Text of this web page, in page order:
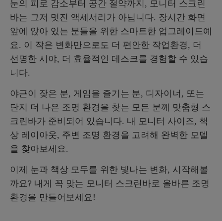
눈의 피로 감소부터 공간 절약까지, 모니터 스크린
바는 그저 멋진 액세서리가 아닙니다. 장시간 화면
앞에 앉아 있는 분들을 위한 스마트한 업그레이드예
요. 이 작은 변화만으로도 더 편안한 작업환경, 더
선명한 시야, 더 효율적인 데스크를 경험할 수 있습
니다.
야근이 잦은 분, 게임을 즐기는 분, 디자이너, 또는
단지 더 나은 조명 환경을 찾는 모든 분께 맞춤형 스
크린바가 준비되어 있습니다. 내 모니터 사이즈, 책
상 레이아웃, 주변 조명 환경을 고려해 완벽한 모델
을 찾아보세요.
이제 눈과 책상 모두를 위한 빛나는 변화, 시작해볼
까요? 내게 꼭 맞는 모니터 스크린바로 올바른 조명
환경을 만들어보세요!